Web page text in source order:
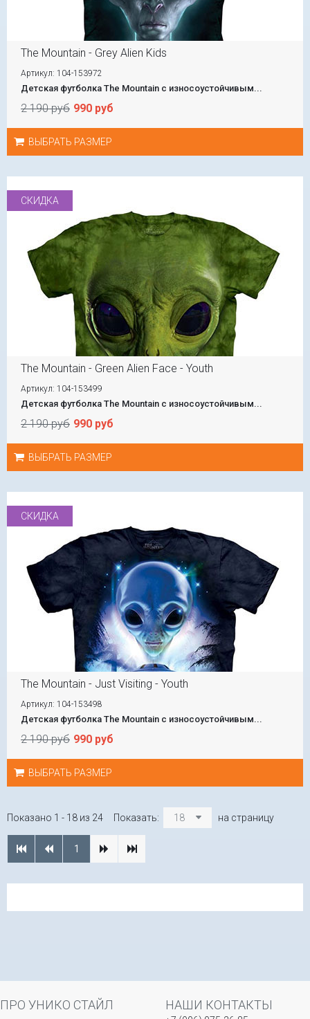
The Mountain - Grey Alien Kids
Артикул: 104-153972
Детская футболка The Mountain с износоустойчивым...
2 190 руб 990 руб
ВЫБРАТЬ РАЗМЕР
СКИДКА
The Mountain - Green Alien Face - Youth
Артикул: 104-153499
Детская футболка The Mountain с износоустойчивым...
2 190 руб 990 руб
ВЫБРАТЬ РАЗМЕР
СКИДКА
The Mountain - Just Visiting - Youth
Артикул: 104-153498
Детская футболка The Mountain с износоустойчивым...
2 190 руб 990 руб
ВЫБРАТЬ РАЗМЕР
Показано 1 - 18 из 24 Показать: 18 на страницу
1
ПРО УНИКО СТАЙЛ НАШИ КОНТАКТЫ